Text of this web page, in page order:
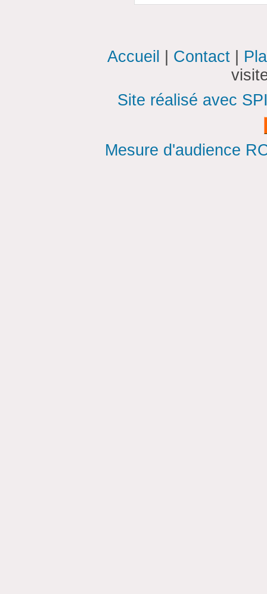
Accueil Contact
Site réalisé avec
Mesure d'audience